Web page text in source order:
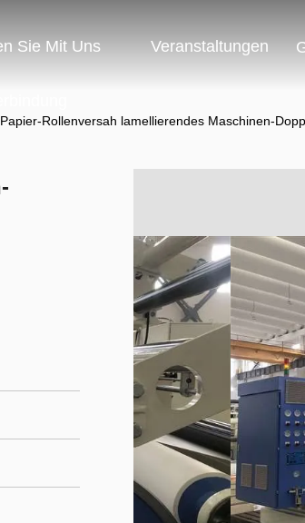
Sie Mit Uns Veranstaltungen
Papier-Rollenversah lamellierendes Maschinen-